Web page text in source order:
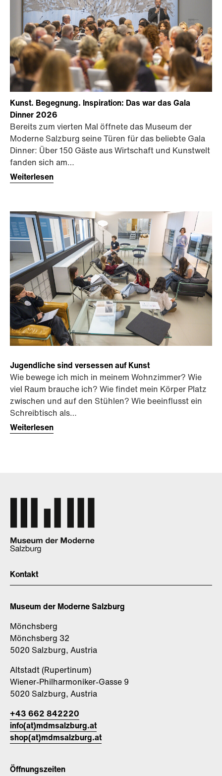
Kunst. Begegnung. Inspiration: Das war das Gala
Dinner 2026
Bereits zum vierten Mal öffnete das Museum der
Moderne Salzburg seine Türen für das beliebte Gala
Dinner: Über 150 Gäste aus Wirtschaft und Kunstwelt
fanden sich am…
Weiterlesen
Jugendliche sind versessen auf Kunst
Wie bewege ich mich in meinem Wohnzimmer? Wie
viel Raum brauche ich? Wie findet mein Körper Platz
zwischen und auf den Stühlen? Wie beeinflusst ein
Schreibtisch als…
Weiterlesen
Kontakt
Museum der Moderne Salzburg
Mönchsberg
Mönchsberg 32
5020 Salzburg, Austria
Altstadt (Rupertinum)
Wiener-Philharmoniker-Gasse 9
5020 Salzburg, Austria
+43 662 842220
info(at)mdmsalzburg.at
shop(at)mdmsalzburg.at
Öffnungszeiten